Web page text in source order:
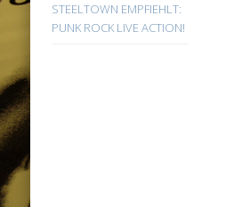
STEELTOWN EMPFIEHLT:
PUNK ROCK LIVE ACTION!